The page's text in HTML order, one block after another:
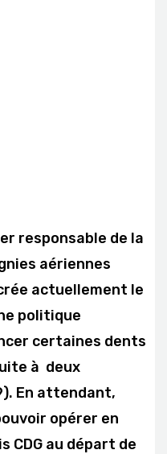
responsable de la
aériennes
actuellement le
politique
certaines dents
à deux
En attendant,
opérer en
CDG au départ de